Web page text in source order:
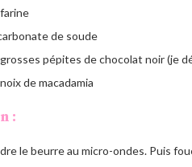
de soude
pépites de chocolat noir (je
de macadamia
:
le beurre au micro-ondes. Puis